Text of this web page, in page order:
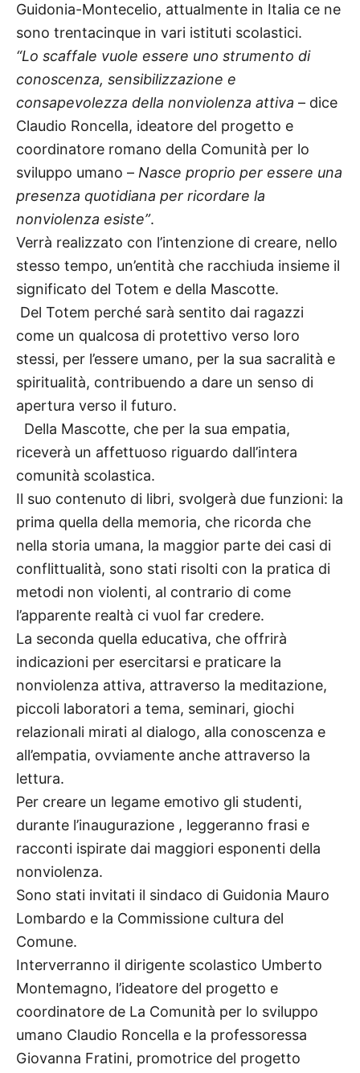
Guidonia-Montecelio, attualmente in Italia ce ne
sono trentacinque in vari istituti scolastici.
“Lo scaffale vuole essere uno strumento di
conoscenza, sensibilizzazione e
consapevolezza della nonviolenza attiva – dice
Claudio Roncella, ideatore del progetto e
coordinatore romano della Comunità per lo
sviluppo umano – Nasce proprio per essere una
presenza quotidiana per ricordare la
nonviolenza esiste”.
Verrà realizzato con l’intenzione di creare, nello
stesso tempo, un’entità che racchiuda insieme il
significato del Totem e della Mascotte.
Del Totem perché sarà sentito dai ragazzi
come un qualcosa di protettivo verso loro
stessi, per l’essere umano, per la sua sacralità e
spiritualità, contribuendo a dare un senso di
apertura verso il futuro.
Della Mascotte, che per la sua empatia,
riceverà un affettuoso riguardo dall’intera
comunità scolastica.
Il suo contenuto di libri, svolgerà due funzioni: la
prima quella della memoria, che ricorda che
nella storia umana, la maggior parte dei casi di
conflittualità, sono stati risolti con la pratica di
metodi non violenti, al contrario di come
l’apparente realtà ci vuol far credere.
La seconda quella educativa, che offrirà
indicazioni per esercitarsi e praticare la
nonviolenza attiva, attraverso la meditazione,
piccoli laboratori a tema, seminari, giochi
relazionali mirati al dialogo, alla conoscenza e
all’empatia, ovviamente anche attraverso la
lettura.
Per creare un legame emotivo gli studenti,
durante l’inaugurazione , leggeranno frasi e
racconti ispirate dai maggiori esponenti della
nonviolenza.
Sono stati invitati il sindaco di Guidonia Mauro
Lombardo e la Commissione cultura del
Comune.
Interverranno il dirigente scolastico Umberto
Montemagno, l’ideatore del progetto e
coordinatore de La Comunità per lo sviluppo
umano Claudio Roncella e la professoressa
Giovanna Fratini, promotrice del progetto